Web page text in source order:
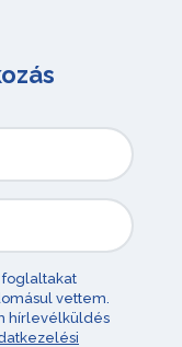
foglaltakat
vettem.
hírlevélküldés